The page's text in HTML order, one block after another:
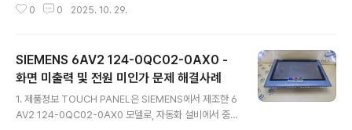
해 다양한 자동화 장비의 원활한 작동을 지원합니다. 특히,
원이 들어오면 AC ON 불이 켜지지만, 나머지 LED가 점
등되지 않으며 연결된 장비에 전원이 공급되지 않는 문제
를 경험했습니다. 배터리, DC, 레디, 스테이터스 LED 모두
점등되지 않아 장비의 정상 작동이 불가능한 상황이 발생
했습니다. 이러한 증상은 정전이나 노후로 인한 고장으로
0 0 2025. 10. 29.
SIEMENS 6AV2 124-0QC02-0AX0 -
화면 미출력 및 전원 미인가 문제 해결사례
1. 제품정보 TOUCH PANEL은 SIEMENS에서 제조한 6
AV2 124-0QC02-0AX0 모델로, 자동화 설비에서 중요